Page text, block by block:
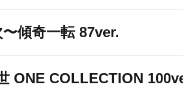
傾奇一転 87ver.
ONE COLLECTION